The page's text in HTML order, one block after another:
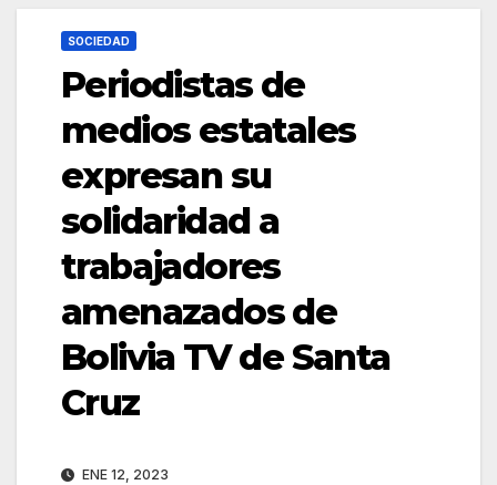
SOCIEDAD
Periodistas de
medios estatales
expresan su
solidaridad a
trabajadores
amenazados de
Bolivia TV de Santa
Cruz
ENE 12, 2023